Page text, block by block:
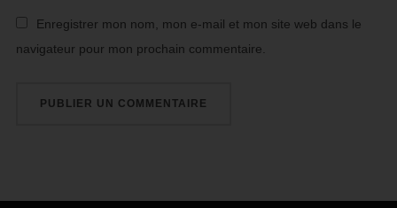
Enregistrer mon nom, mon e-mail et mon site web dans le
navigateur pour mon prochain commentaire.